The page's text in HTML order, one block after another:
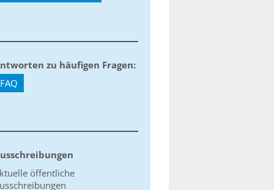
zu häufigen Fragen:
FAQ
öffentliche